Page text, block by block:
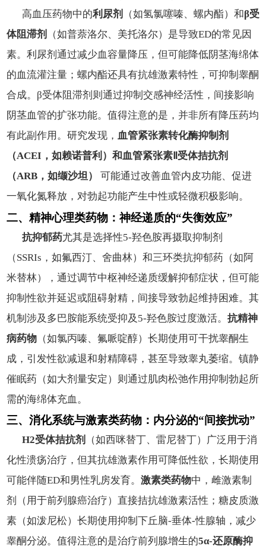
高血压药物中的利尿剂 （如氢氯噻嗪、螺内酯）和β受
体阻滞剂
（如普萘洛尔、美托洛尔）是导致ED的常见因
素。利尿剂通过减少血容量降压，但可能降低阴茎海绵体
的血流灌注量；螺内酯还具有抗雄激素特性，可抑制睾酮
合成。β受体阻滞剂则通过抑制交感神经活性，间接影响
阴茎血管的扩张功能。值得注意的是，并非所有降压药均
有此副作用。研究发现，血管紧张素转化酶抑制剂
（ACEI，如赖诺普利）和血管紧张素Ⅱ受体拮抗剂
（ARB，如缬沙坦）
可能通过改善血管内皮功能、促进
一氧化氮释放，对勃起功能产生中性或轻微积极影响。
二、精神心理类药物：神经递质的“失衡效应”
抗抑郁药尤其是选择性5-羟色胺再摄取抑制剂
（SSRIs，如氟西汀、舍曲林）和三环类抗抑郁药（如阿
米替林），通过调节中枢神经递质缓解抑郁症状，但可能
抑制性欲并延迟或阻碍射精，间接导致勃起维持困难。其
机制涉及多巴胺能系统受抑及5-羟色胺过度激活。抗精神
病药物 （如氯丙嗪、氟哌啶醇）长期使用可干扰睾酮生
成，引发性欲减退和射精障碍，甚至导致睾丸萎缩。镇静
催眠药（如大剂量安定）则通过肌肉松弛作用抑制勃起所
需的海绵体充血。
三、消化系统与激素类药物：内分泌的“间接扰动”
H2受体拮抗剂
（如西咪替丁、雷尼替丁）广泛用于消
化性溃疡治疗，但其抗雄激素作用可降低性欲，长期使用
可能伴随ED和男性乳房发育。激素类药物中，雌激素制
剂（用于前列腺癌治疗）直接拮抗雄激素活性；糖皮质激
素（如泼尼松）长期使用抑制下丘脑-垂体-性腺轴，减少
睾酮分泌。值得注意的是治疗前列腺增生的5α-还原酶抑